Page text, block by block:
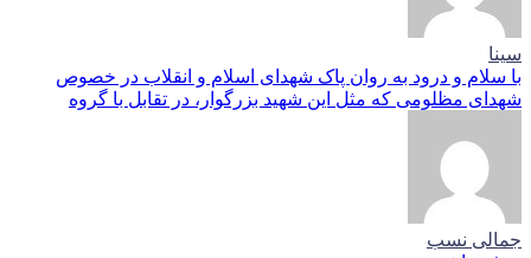
سینا
با سلام و درود به روان پاک شهدای اسلام و انقلاب در خصوص
شهدای مظلومی که مثل این شهید بزرگوار، در تقابل با گروه
جمالی نسب